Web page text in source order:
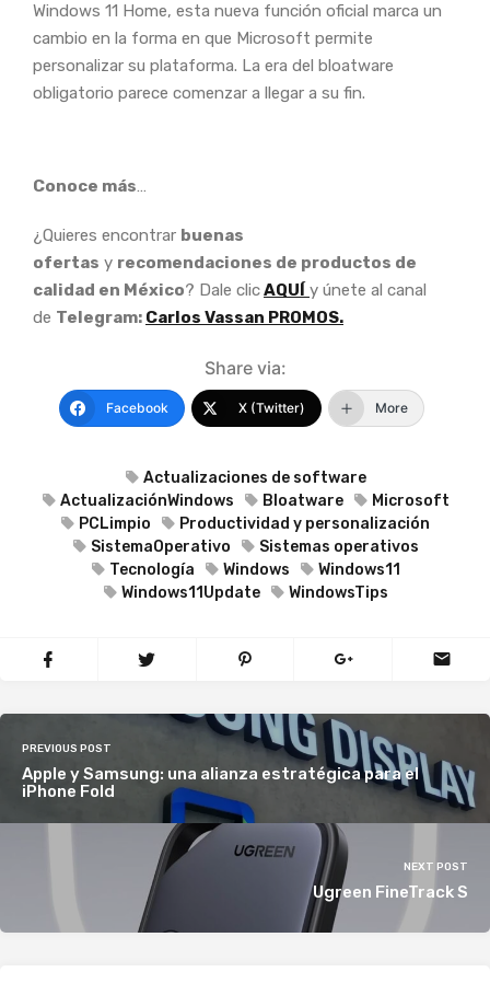
Windows 11 Home, esta nueva función oficial marca un
cambio en la forma en que Microsoft permite
personalizar su plataforma. La era del bloatware
obligatorio parece comenzar a llegar a su fin.
Conoce más…
¿Quieres encontrar buenas
ofertas y recomendaciones de productos de
calidad en México? Dale clicAQUÍ y únete al canal
de Telegram: Carlos Vassan PROMOS.
Share via:
Facebook X (Twitter) More
Actualizaciones de software
ActualizaciónWindows
Bloatware
Microsoft
PCLimpio
Productividad y personalización
SistemaOperativo
Sistemas operativos
Tecnología
Windows
Windows11
Windows11Update
WindowsTips
PREVIOUS POST
Apple y Samsung: una alianza estratégica para el
iPhone Fold
NEXT POST
Ugreen FineTrack S